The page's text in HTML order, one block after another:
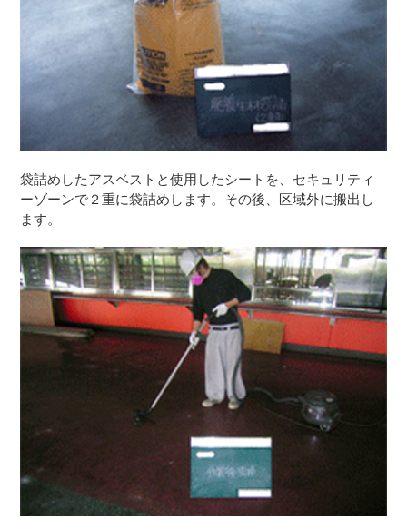
袋詰めしたアスベストと使用したシートを、セキュリティ
ーゾーンで２重に袋詰めします。その後、区域外に搬出し
ます。